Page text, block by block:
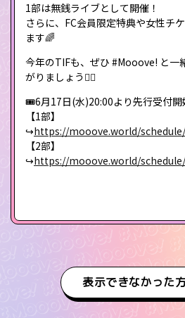
1部は無銭ライブとして開催！
さらに、FC会員限定特典や女性チ
ます🌈
今年のTIFも、ぜひ #Mooove! と一
がりましょう❤️‍🔥
🎟️6月17日(水)20:00より先行受付開
【1部】
↪︎https://mooove.world/
【2部】
↪︎https://mooove.world/
表示できなかった